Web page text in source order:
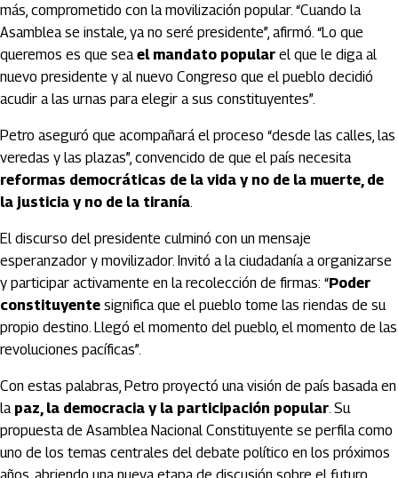
más, comprometido con la movilización popular. “Cuando la
Asamblea se instale, ya no seré presidente”, afirmó. “Lo que
queremos es que seael mandato popular el que le diga al
nuevo presidente y al nuevo Congreso que el pueblo decidió
acudir a las urnas para elegir a sus constituyentes”.
Petro aseguró que acompañará el proceso “desde las calles, las
veredas y las plazas”, convencido de que el país necesita
reformas democráticas de la vida y no de la muerte, de
la justicia y no de la tiranía.
El discurso del presidente culminó con un mensaje
esperanzador y movilizador. Invitó a la ciudadanía a organizarse
y participar activamente en la recolección de firmas: “Poder
constituyente significa que el pueblo tome las riendas de su
propio destino. Llegó el momento del pueblo, el momento de las
revoluciones pacíficas”.
Con estas palabras, Petro proyectó una visión de país basada en
la paz, la democracia y la participación popular. Su
propuesta de Asamblea Nacional Constituyente se perfila como
uno de los temas centrales del debate político en los próximos